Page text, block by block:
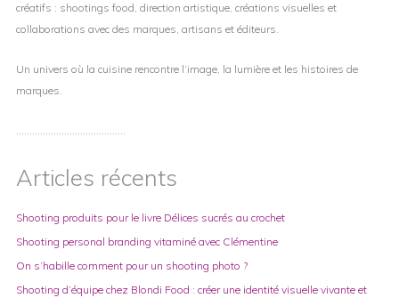
créatifs : shootings food, direction artistique, créations visuelles et
collaborations avec des marques, artisans et éditeurs.
Un univers où la cuisine rencontre l’image, la lumière et les histoires de
marques.
…………………………………..
Articles récents
Shooting produits pour le livre Délices sucrés au crochet
Shooting personal branding vitaminé avec Clémentine
On s’habille comment pour un shooting photo ?
Shooting d’équipe chez Blondi Food : créer une identité visuelle vivante et